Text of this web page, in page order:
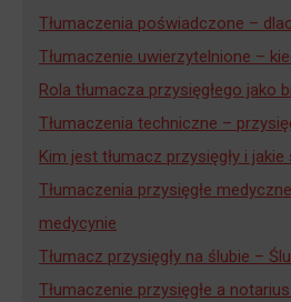
Tłumaczenia poświadczone –
Tłumaczenie uwierzytelnione –
Rola tłumacza przysięgłego jako
Tłumaczenia techniczne –
Kim jest tłumacz przysięgły i
Tłumaczenia przysięgłe
medycynie
Tłumacz przysięgły na ślubie –
Tłumaczenie przysięgłe a